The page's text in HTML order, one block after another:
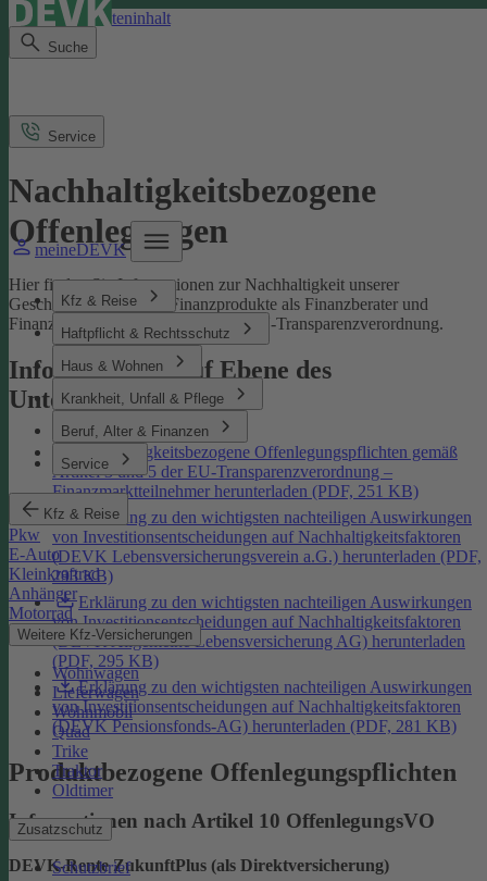
Direkt zum Seiteninhalt
Suche
meineDEVK
Kfz & Reise
Haftpflicht & Rechtsschutz
Haus & Wohnen
Krankheit, Unfall & Pflege
Beruf, Alter & Finanzen
Service
Kfz & Reise
Pkw
E-Auto
Kleinkraftrad
Anhänger
Motorrad
Weitere Kfz-Versicherungen
Wohnwagen
Lieferwagen
Wohnmobil
Quad
Trike
Traktor
Oldtimer
Zusatzschutz
Schutzbrief
Service
Nachhaltigkeitsbezogene
Offenlegungen
Hier finden Sie Informationen zur Nachhaltigkeit unserer
Geschäftsprozesse und Finanzprodukte als Finanzberater und
Finanzmarktteilnehmer gemäß der EU-Transparenzverordnung.
Informationen auf Ebene des
Unternehmens
Nachhaltigkeitsbezogene Offenlegungspflichten gemäß
Artikel 3 und 5 der EU-Transparenzverordnung –
Finanzmarktteilnehmer herunterladen (PDF, 251 KB)
Erklärung zu den wichtigsten nachteiligen Auswirkungen
von Investitionsentscheidungen auf Nachhaltigkeitsfaktoren
(DEVK Lebensversicherungsverein a.G.) herunterladen (PDF,
293 KB)
Erklärung zu den wichtigsten nachteiligen Auswirkungen
von Investitionsentscheidungen auf Nachhaltigkeitsfaktoren
(DEVK Allgemeine Lebensversicherung AG) herunterladen
(PDF, 295 KB)
Erklärung zu den wichtigsten nachteiligen Auswirkungen
von Investitionsentscheidungen auf Nachhaltigkeitsfaktoren
(DEVK Pensionsfonds-AG) herunterladen (PDF, 281 KB)
Produktbezogene Offenlegungspflichten
Informationen nach Artikel 10 OffenlegungsVO
DEVK-Rente ZukunftPlus (als Direktversicherung)